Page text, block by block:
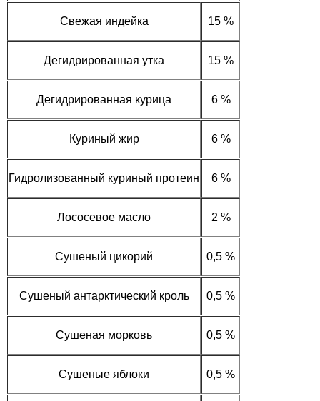
Свежая индейка 15 %
Дегидрированная утка 15 %
Дегидрированная курица 6 %
Куриный жир 6 %
Гидролизованный куриный протеин 6 %
Лососевое масло 2 %
Сушеный цикорий 0,5 %
Сушеный антарктический кроль 0,5 %
Сушеная морковь 0,5 %
Сушеные яблоки 0,5 %